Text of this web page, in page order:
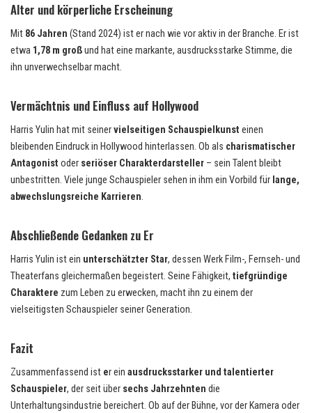
Alter und körperliche Erscheinung
Mit 86 Jahren (Stand 2024) ist er nach wie vor aktiv in der Branche. Er ist
etwa 1,78 m großund hat eine markante, ausdrucksstarke Stimme, die
ihn unverwechselbar macht.
Vermächtnis und Einfluss auf Hollywood
Harris Yulin hat mit seinervielseitigen Schauspielkunst einen
bleibenden Eindruck in Hollywood hinterlassen. Ob als charismatischer
Antagonist oder seriöser Charakterdarsteller – sein Talent bleibt
unbestritten. Viele junge Schauspieler sehen in ihm ein Vorbild für lange,
abwechslungsreiche Karrieren.
Abschließende Gedanken zu Er
Harris Yulin ist ein unterschätzter Star, dessen Werk Film-, Fernseh- und
Theaterfans gleichermaßen begeistert. Seine Fähigkeit, tiefgründige
Charaktere zum Leben zu erwecken, macht ihn zu einem der
vielseitigsten Schauspieler seiner Generation.
Fazit
Zusammenfassend ist er ein ausdrucksstarker und talentierter
Schauspieler, der seit über sechs Jahrzehnten die
Unterhaltungsindustrie bereichert. Ob auf der Bühne, vor der Kamera oder